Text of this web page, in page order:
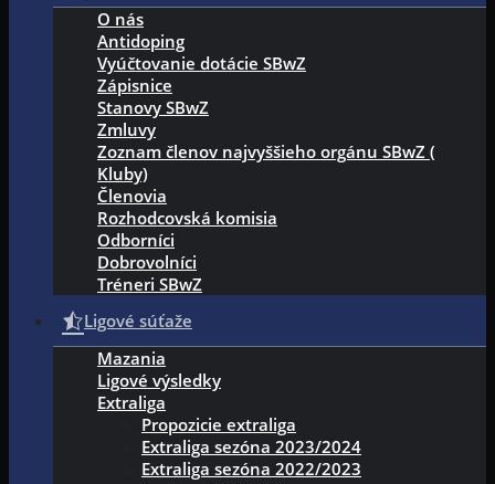
O nás
Antidoping
Vyúčtovanie dotácie SBwZ
Zápisnice
Stanovy SBwZ
Zmluvy
Zoznam členov najvyššieho orgánu SBwZ (
Kluby)
Členovia
Rozhodcovská komisia
Odborníci
Dobrovolníci
Tréneri SBwZ
Ligové súťaže
Mazania
Ligové výsledky
Extraliga
Propozicie extraliga
Extraliga sezóna 2023/2024
Extraliga sezóna 2022/2023